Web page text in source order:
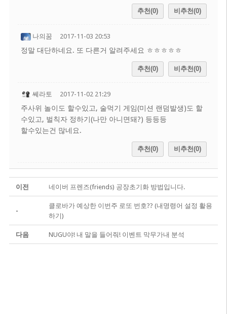
추천(0) 비추천(0)
나의꿈 2017-11-03 20:53
정말 대단하네요. 또 다른거 알려주세요 ㅎㅎㅎㅎㅎ
추천(0) 비추천(0)
쎄라토 2017-11-02 21:29
주사위 놀이도 할수있고, 술먹기 게임(미션 랜덤발생)도 할
수있고, 벌칙자 정하기(나만 아니면돼?) 등등등
할수있는건 많네요.
추천(0) 비추천(0)
이전 네이버 프렌즈(friends) 공장초기화 방법입니다.
-
클로바가 예상한 이번주 로또 번호?? (내명령어 설정 활용
하기)
다음 NUGU야! 내 말을 들어줘! 이벤트 막무가내 분석